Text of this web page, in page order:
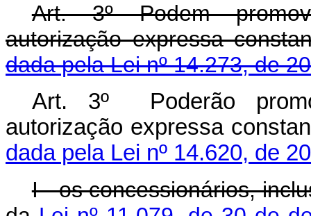
Art. 3º Podem
autorização expressa
dada pela Lei nº 14.273, de
Art. 3º Poderão
autorização expressa
dada pela Lei nº 14.620, de
I - os concessionários,